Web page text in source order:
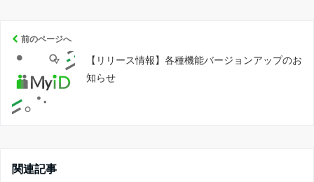
前のページへ
【リリース情報】各種機能バージョンアップのお
知らせ
関連記事